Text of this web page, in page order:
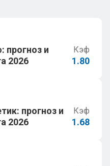
прогноз и
2026
Кэф
1.80
прогноз и
2026
Кэф
1.68